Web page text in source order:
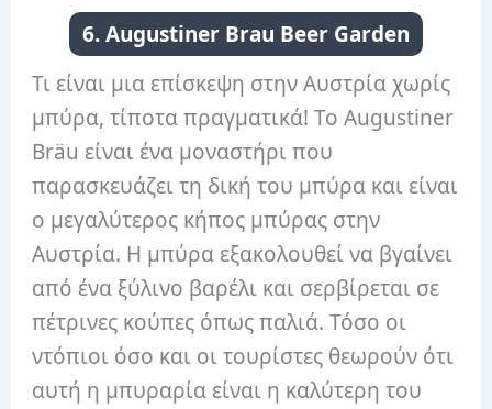
6. Augustiner Brau Beer Garden
Τι είναι μια επίσκεψη στην Αυστρία χωρίς
μπύρα, τίποτα πραγματικά! Το Augustiner
Bräu είναι ένα μοναστήρι που
παρασκευάζει τη δική του μπύρα και είναι
ο μεγαλύτερος κήπος μπύρας στην
Αυστρία. Η μπύρα εξακολουθεί να βγαίνει
από ένα ξύλινο βαρέλι και σερβίρεται σε
πέτρινες κούπες όπως παλιά. Τόσο οι
ντόπιοι όσο και οι τουρίστες θεωρούν ότι
αυτή η μπυραρία είναι η καλύτερη του